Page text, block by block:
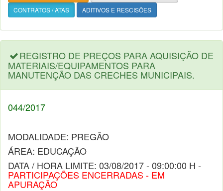
CONTRATOS / ATAS
ADITIVOS E RESCISÕES
REGISTRO DE PREÇOS PARA AQUISIÇÃO DE
MATERIAIS/EQUIPAMENTOS PARA
MANUTENÇÃO DAS CRECHES MUNICIPAIS.
044/2017
MODALIDADE: PREGÃO
ÁREA: EDUCAÇÃO
DATA / HORA LIMITE: 03/08/2017 - 09:00:00 H -
PARTICIPAÇÕES ENCERRADAS - EM
APURAÇÃO